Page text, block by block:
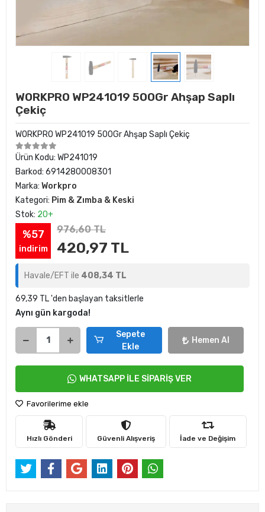
WORKPRO WP241019 500Gr Ahşap Saplı
Çekiç
WORKPRO WP241019 500Gr Ahşap Saplı Çekiç
Ürün Kodu: WP241019
Barkod: 6914280008301
Marka: Workpro
Kategori: Pim & Zımba & Keski
Stok: 20+
%57
indirim
976,60 TL
420,97 TL
Havale/EFT ile 408,34 TL
69,39 TL 'den başlayan taksitlerle
Aynı gün kargoda!
Sepete
Ekle
Hemen Al
WHATSAPP İLE SİPARİŞ VER
Favorilerime ekle
Hızlı Gönderi Güvenli Alışveriş İade ve Değişim